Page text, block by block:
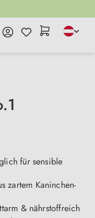
für sensible
zartem Kaninchen-
& nährstoffreich